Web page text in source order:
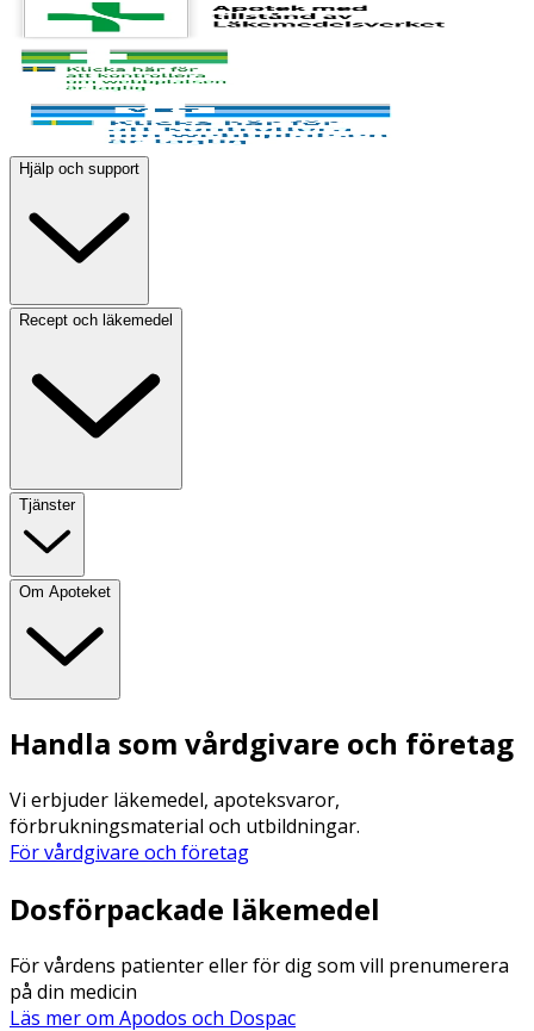
Hjälp och support
Recept och läkemedel
Tjänster
Om Apoteket
Handla som vårdgivare och företag
Vi erbjuder läkemedel, apoteksvaror,
förbrukningsmaterial och utbildningar.
För vårdgivare och företag
Dosförpackade läkemedel
För vårdens patienter eller för dig som vill prenumerera
på din medicin
Läs mer om Apodos och Dospac